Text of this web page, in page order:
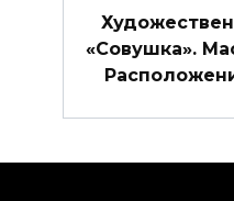
«Совушка».